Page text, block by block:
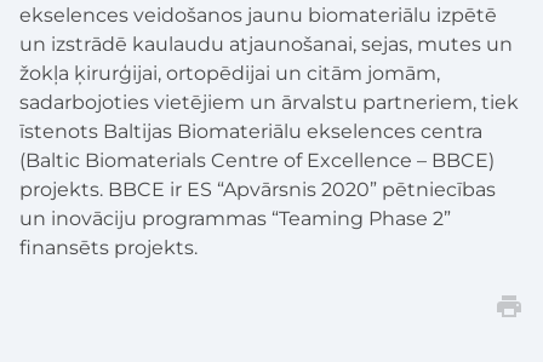
ekselences veidošanos jaunu biomateriālu izpētē
un izstrādē kaulaudu atjaunošanai, sejas, mutes un
žokļa ķirurģijai, ortopēdijai un citām jomām,
sadarbojoties vietējiem un ārvalstu partneriem, tiek
īstenots Baltijas Biomateriālu ekselences centra
(Baltic Biomaterials Centre of Excellence – BBCE)
projekts. BBCE ir ES “Apvārsnis 2020” pētniecības
un inovāciju programmas “Teaming Phase 2”
finansēts projekts.